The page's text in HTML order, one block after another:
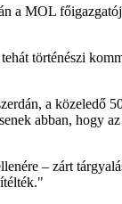
a MOL
történészi
a közeledő
abban, hogy
– zárt